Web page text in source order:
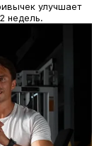
улучшает
недель.